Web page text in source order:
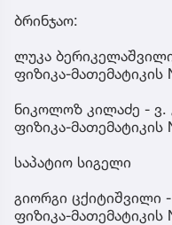
ბრინჯაო:
ლუკა
ფიზიკა-მათემატიკის
ნიკოლოზ კილაძე -
ფიზიკა-მათემატიკის
საპატიო სიგელი
გიორგი ცქიტიშვილი
ფიზიკა-მათემატიკის